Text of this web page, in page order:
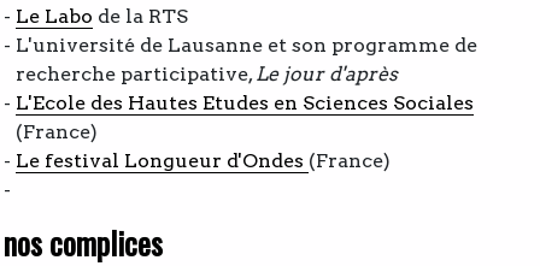
Le Labo de la RTS
L'université de Lausanne et son programme de
recherche participative,Le jour d'après
L'Ecole des Hautes Etudes en Sciences Sociales
(France)
Le festival Longueur d'Ondes (France)
nos complices